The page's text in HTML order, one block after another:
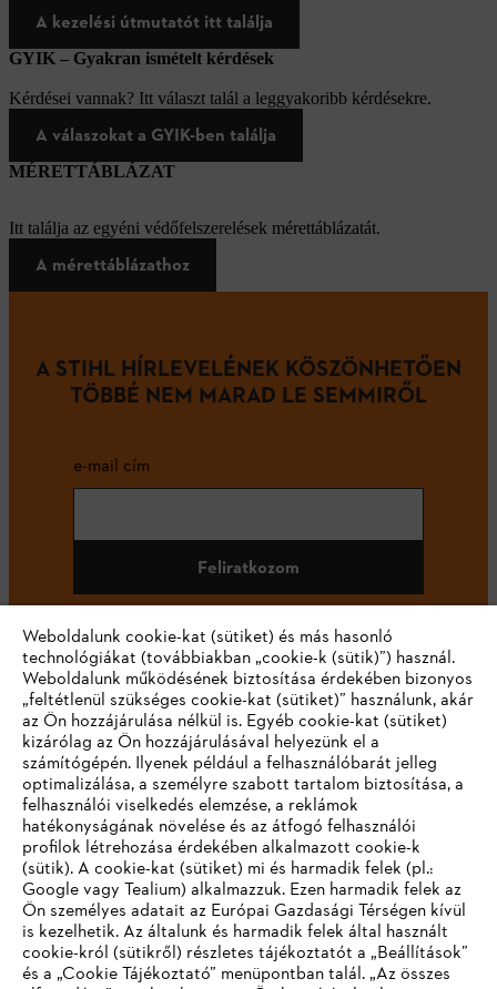
A kezelési útmutatót itt találja
GYIK – Gyakran ismételt kérdések
Kérdései vannak? Itt választ talál a leggyakoribb kérdésekre.
A válaszokat a GYIK-ben találja
MÉRETTÁBLÁZAT
Itt találja az egyéni védőfelszerelések mérettáblázatát.
A mérettáblázathoz
A STIHL HÍRLEVELÉNEK KÖSZÖNHETŐEN
TÖBBÉ NEM MARAD LE SEMMIRŐL
e-mail cím
Feliratkozom
#STIHL
Vállalat
STIHL GYIK
Weboldalunk cookie-kat (sütiket) és más hasonló
technológiákat (továbbiakban „cookie-k (sütik)”) használ.
Weboldalunk működésének biztosítása érdekében bizonyos
„feltétlenül szükséges cookie-kat (sütiket)” használunk, akár
az Ön hozzájárulása nélkül is. Egyéb cookie-kat (sütiket)
kizárólag az Ön hozzájárulásával helyezünk el a
számítógépén. Ilyenek például a felhasználóbarát jelleg
optimalizálása, a személyre szabott tartalom biztosítása, a
felhasználói viselkedés elemzése, a reklámok
hatékonyságának növelése és az átfogó felhasználói
profilok létrehozása érdekében alkalmazott cookie-k
(sütik). A cookie-kat (sütiket) mi és harmadik felek (pl.:
Google vagy Tealium) alkalmazzuk. Ezen harmadik felek az
Ön személyes adatait az Európai Gazdasági Térségen kívül
is kezelhetik. Az általunk és harmadik felek által használt
cookie-król (sütikről) részletes tájékoztatót a „Beállítások”
és a „Cookie Tájékoztató” menüpontban talál. „Az összes